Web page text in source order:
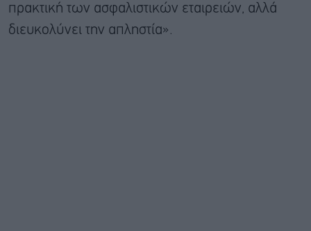
πρακτική των ασφαλιστικών εταιρειών, αλλά
διευκολύνει την απληστία».